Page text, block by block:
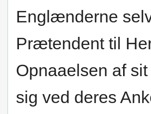
Englænderne
Prætendent til
Opnaaelsen af
sig ved deres